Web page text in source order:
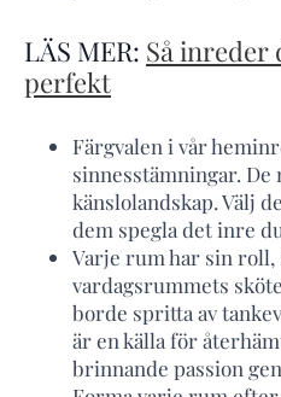
LÄS MER: Så inreder
perfekt
Färgvalen i vår
sinnesstämningar. De
känslolandskap. Välj
dem spegla det inre
Varje rum har sin roll,
vardagsrummets
borde spritta av
är en källa för
brinnande passion